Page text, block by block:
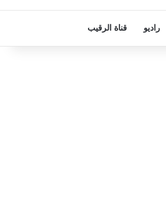
راديو قناة الرقيب